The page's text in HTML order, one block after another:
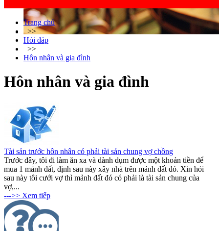
Trang chủ
>>
Hỏi đáp
>>
Hôn nhân và gia đình
Hôn nhân và gia đình
Tài sản trước hôn nhân có phải tài sản chung vợ chồng
Trước đây, tôi đi làm ăn xa và dành dụm được một khoản tiền để
mua 1 mảnh đất, định sau này xây nhà trên mảnh đất đó. Xin hỏi
sau này tôi cưới vợ thì mảnh đất đó có phải là tài sản chung của
vợ,...
--->> Xem tiếp